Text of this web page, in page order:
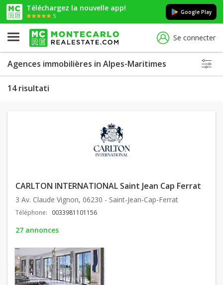
Téléchargez la nouvelle app!
5
Google Play
Se connecter
Agences immobilières in Alpes-Maritimes
14 risultati
CARLTON INTERNATIONAL Saint Jean Cap Ferrat
3 Av. Claude Vignon, 06230 - Saint-Jean-Cap-Ferrat
Téléphone: 0033981101156
27 annonces